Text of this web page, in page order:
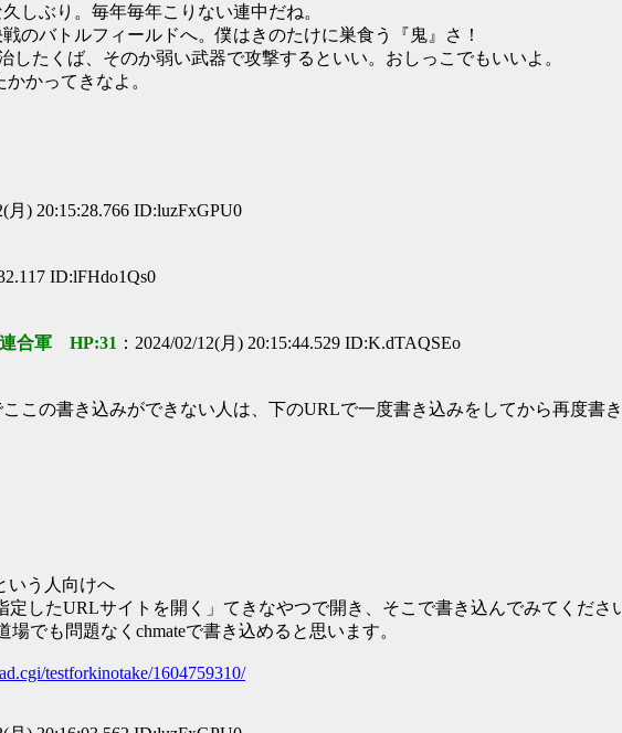
り。毎年毎年こりない連中だね。
ルフィールドへ。僕はきのたけに巣食う『鬼』さ！
ば、そのか弱い武器で攻撃するといい。おしっこでもいいよ。
ってきなよ。
月) 20:15:28.766 ID:luzFxGPU0
ID:lFHdo1Qs0
合軍 HP:31 ：2024/02/12(月) 20:15:44.529 ID:K.dTAQSEo
込みができない人は、下のURLで一度書き込みをしてから再度書き
いう人向けへ
定したURLサイトを開く」てきなやつで開き、そこで書き込んでみてくださ
でも問題なくchmateで書き込めると思います。
testforkinotake/1604759310/